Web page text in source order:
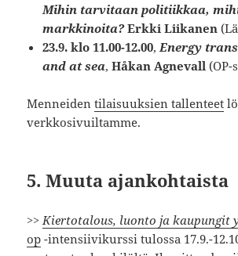
Mihin tarvitaan politiikkaa,
markkinoita? Erkki Liikanen
23.9. klo 11.00-12.00, Energy
and at sea,Håkan Agnevall (OP-
Menneidentilaisuuksien tallenteet
verkkosivuiltamme.
5. Muuta ajankohtaista
>> Kiertotalous, luonto ja kaupungit
op -intensiivikurssi tulossa 17.9.-